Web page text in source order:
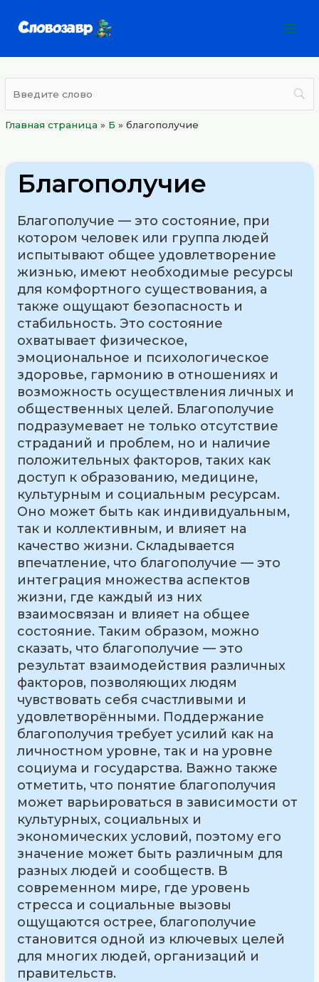
Главная страница » Б »благополучие
Благополучие
Благополучие — это состояние, при
котором человек или группа людей
испытывают общее удовлетворение
жизнью, имеют необходимые ресурсы
для комфортного существования, а
также ощущают безопасность и
стабильность. Это состояние
охватывает физическое,
эмоциональное и психологическое
здоровье, гармонию в отношениях и
возможность осуществления личных и
общественных целей. Благополучие
подразумевает не только отсутствие
страданий и проблем, но и наличие
положительных факторов, таких как
доступ к образованию, медицине,
культурным и социальным ресурсам.
Оно может быть как индивидуальным,
так и коллективным, и влияет на
качество жизни. Складывается
впечатление, что благополучие — это
интеграция множества аспектов
жизни, где каждый из них
взаимосвязан и влияет на общее
состояние. Таким образом, можно
сказать, что благополучие — это
результат взаимодействия различных
факторов, позволяющих людям
чувствовать себя счастливыми и
удовлетворёнными. Поддержание
благополучия требует усилий как на
личностном уровне, так и на уровне
социума и государства. Важно также
отметить, что понятие благополучия
может варьироваться в зависимости от
культурных, социальных и
экономических условий, поэтому его
значение может быть различным для
разных людей и сообществ. В
современном мире, где уровень
стресса и социальные вызовы
ощущаются острее, благополучие
становится одной из ключевых целей
для многих людей, организаций и
правительств.